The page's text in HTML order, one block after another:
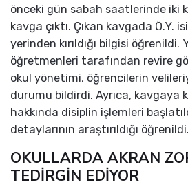
önceki gün sabah saatlerinde iki
kavga çıktı. Çıkan kavgada Ö.Y.
yerinden kırıldığı bilgisi
öğretmenleri tarafından revire
okul yönetimi, öğrencilerin
durumu bildirdi. Ayrıca, kavgaya
hakkında disiplin işlemleri
detaylarının araştırıldığı öğrenildi.
OKULLARDA AKRAN
TEDİRGİN EDİYOR